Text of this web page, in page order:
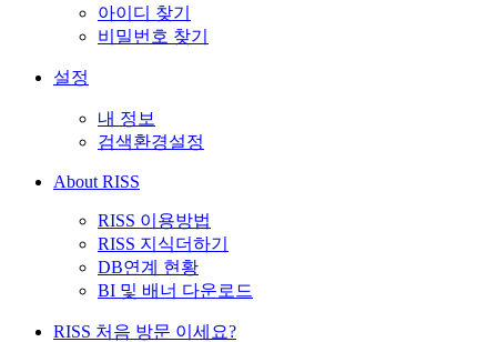
아이디 찾기
비밀번호 찾기
설정
내 정보
검색환경설정
About RISS
RISS 이용방법
RISS 지식더하기
DB연계 현황
BI 및 배너 다운로드
RISS 처음 방문 이세요?